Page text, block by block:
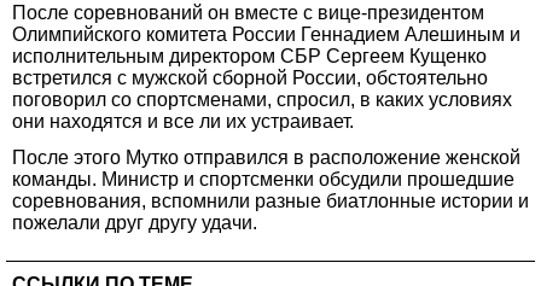
После соревнований он вместе с вице-президентом
Олимпийского комитета России Геннадием Алешиным и
исполнительным директором СБР Сергеем Кущенко
встретился с мужской сборной России, обстоятельно
поговорил со спортсменами, спросил, в каких условиях
они находятся и все ли их устраивает.
После этого Мутко отправился в расположение женской
команды. Министр и спортсменки обсудили прошедшие
соревнования, вспомнили разные биатлонные истории и
пожелали друг другу удачи.